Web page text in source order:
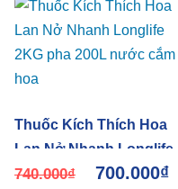
Thuốc Kích Thích Hoa
Lan Nở Nhanh Longlife
2KG pha 200L nước cắm
740.000₫ 700.000₫